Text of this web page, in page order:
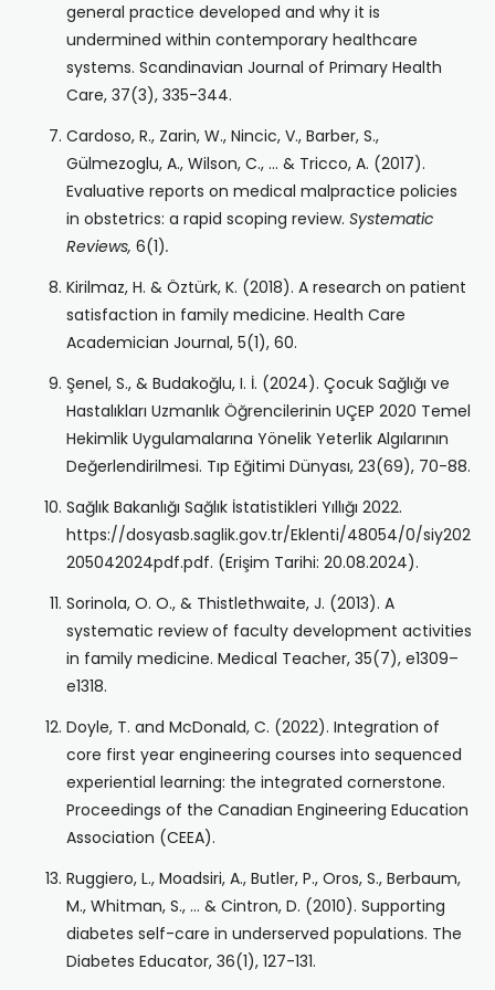
general practice developed and why it is
undermined within contemporary healthcare
systems. Scandinavian Journal of Primary Health
Care, 37(3), 335-344.
Cardoso, R., Zarin, W., Nincic, V., Barber, S.,
Gülmezoglu, A., Wilson, C., … & Tricco, A. (2017).
Evaluative reports on medical malpractice policies
in obstetrics: a rapid scoping review. Systematic
Reviews, 6(1).
Kirilmaz, H. & Öztürk, K. (2018). A research on patient
satisfaction in family medicine. Health Care
Academician Journal, 5(1), 60.
Şenel, S., & Budakoğlu, I. İ. (2024). Çocuk Sağlığı ve
Hastalıkları Uzmanlık Öğrencilerinin UÇEP 2020 Temel
Hekimlik Uygulamalarına Yönelik Yeterlik Algılarının
Değerlendirilmesi. Tıp Eğitimi Dünyası, 23(69), 70-88.
Sağlık Bakanlığı Sağlık İstatistikleri Yıllığı 2022.
https://dosyasb.saglik.gov.tr/Eklenti/48054/0/siy202
205042024pdf.pdf. (Erişim Tarihi: 20.08.2024).
Sorinola, O. O., & Thistlethwaite, J. (2013). A
systematic review of faculty development activities
in family medicine. Medical Teacher, 35(7), e1309–
e1318.
Doyle, T. and McDonald, C. (2022). Integration of
core first year engineering courses into sequenced
experiential learning: the integrated cornerstone.
Proceedings of the Canadian Engineering Education
Association (CEEA).
Ruggiero, L., Moadsiri, A., Butler, P., Oros, S., Berbaum,
M., Whitman, S., … & Cintron, D. (2010). Supporting
diabetes self-care in underserved populations. The
Diabetes Educator, 36(1), 127-131.